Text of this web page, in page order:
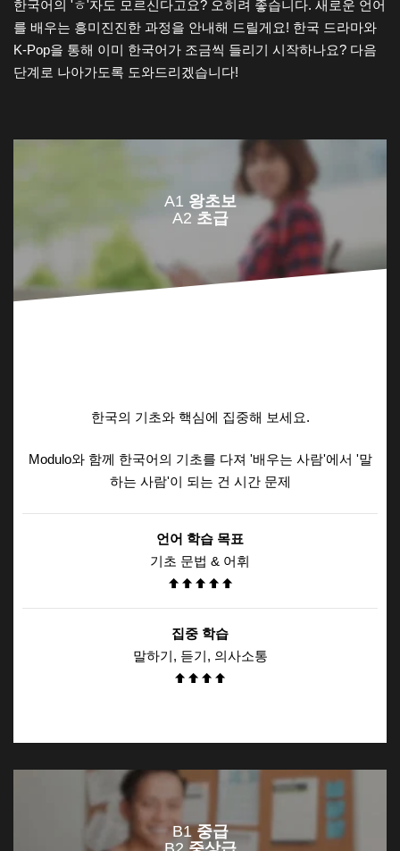
한국어의 'ㅎ'자도 모르신다고요? 오히려 좋습니다. 새로운 언어
를 배우는 흥미진진한 과정을 안내해 드릴게요! 한국 드라마와
K-Pop을 통해 이미 한국어가 조금씩 들리기 시작하나요? 다음
단계로 나아가도록 도와드리겠습니다!
A1 왕초보
A2 초급
한국의 기초와 핵심에 집중해 보세요.
Modulo와 함께 한국어의 기초를 다져 '배우는 사람'에서 '말
하는 사람'이 되는 건 시간 문제
언어 학습 목표
기초 문법 & 어휘
집중 학습
말하기, 듣기, 의사소통
B1중급